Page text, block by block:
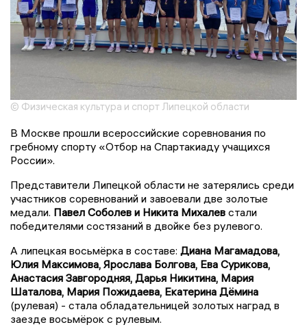
© Физическая культура и спорт Липецкой области
В Москве прошли всероссийские соревнования по
гребному спорту «Отбор на Спартакиаду учащихся
России».
Представители Липецкой области не затерялись среди
участников соревнований и завоевали две золотые
медали. Павел Соболев и Никита Михалев стали
победителями состязаний в двойке без рулевого.
А липецкая восьмёрка в составе: Диана Магамадова,
Юлия Максимова, Ярослава Болгова, Ева Сурикова,
Анастасия Завгородняя, Дарья Никитина, Мария
Шаталова, Мария Пожидаева, Екатерина Дёмина
(рулевая) - стала обладательницей золотых наград в
заезде восьмёрок с рулевым.